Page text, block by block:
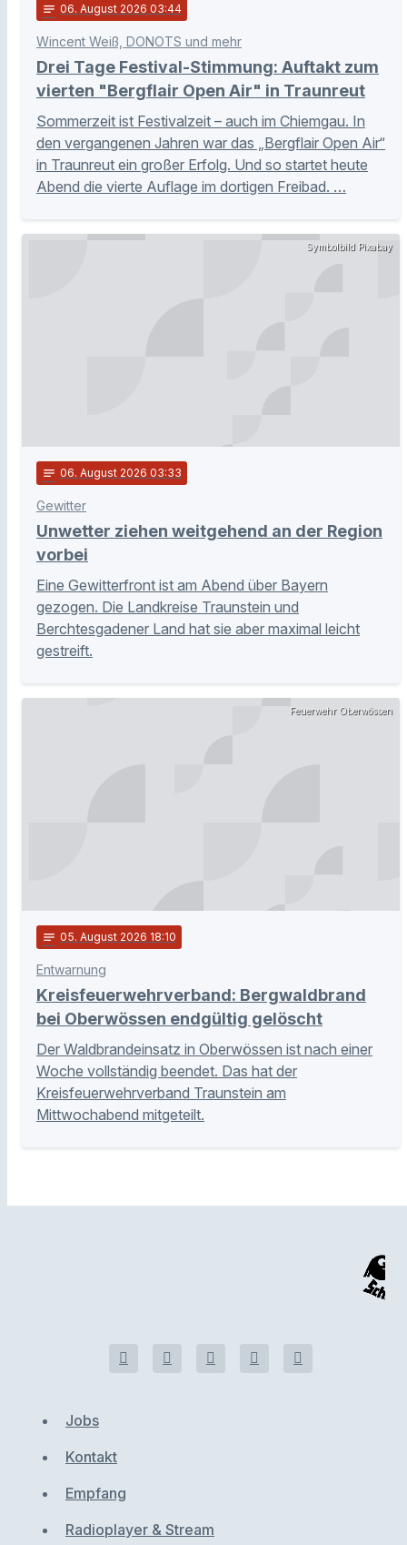
notes 06. August 2026 03:44
Wincent Weiß, DONOTS und mehr
Drei Tage Festival-Stimmung: Auftakt zum
vierten "Bergflair Open Air" in Traunreut
Sommerzeit ist Festivalzeit – auch im Chiemgau. In
den vergangenen Jahren war das „Bergflair Open Air“
in Traunreut ein großer Erfolg. Und so startet heute
Abend die vierte Auflage im dortigen Freibad. …
Symbolbild Pixabay
notes 06. August 2026 03:33
Gewitter
Unwetter ziehen weitgehend an der Region
vorbei
Eine Gewitterfront ist am Abend über Bayern
gezogen. Die Landkreise Traunstein und
Berchtesgadener Land hat sie aber maximal leicht
gestreift.
Feuerwehr Oberwössen
notes 05. August 2026 18:10
Entwarnung
Kreisfeuerwehrverband: Bergwaldbrand
bei Oberwössen endgültig gelöscht
Der Waldbrandeinsatz in Oberwössen ist nach einer
Woche vollständig beendet. Das hat der
Kreisfeuerwehrverband Traunstein am
Mittwochabend mitgeteilt.
Jobs
Kontakt
Empfang
Radioplayer & Stream